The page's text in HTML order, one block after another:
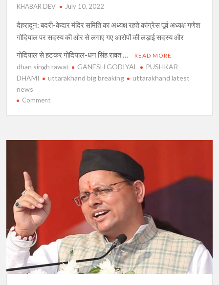
KHABAR DEV July 10, 2022
देहरादून: बदरी-केदार मंदिर समिति का अध्यक्ष रहते कांग्रेस पूर्व अध्यक्ष गणेश
गोदियाल पर सदस्‍य की ओर से लगाए गए आरोपों की लड़ाई सदस्य और
गोदियाल से हटकर गोदियाल-धन सिंह रावत …
READ MORE
dhan singh rawat GANESH GODIYAL
PUSHKAR
DHAMI
uttarakhand big breaking
uttarakhand latest
news
Commenton
सिंह
जंग,
के
बाहर
धरने
की